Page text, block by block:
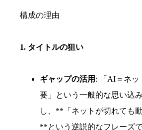
構成の理由
1. タイトルの狙い
ギャップの活用 : 「AI＝ネッ
要」という一般的な思い込
し、**「ネットが切れても動
**という逆説的なフレーズ